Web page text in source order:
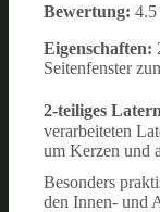
Bewertung: 4.5
Eigenschaften:
Seitenfenster
2-teiliges
verarbeiteten
um Kerzen und
Besonders
den Innen- und